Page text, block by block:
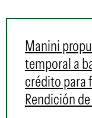
Manini
temporal a
crédito para
Rendición